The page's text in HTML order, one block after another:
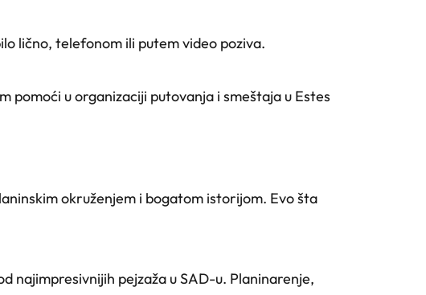
lično, telefonom ili putem video poziva.
pomoći u organizaciji putovanja i smeštaja u Estes
okruženjem i bogatom istorijom. Evo šta
najimpresivnijih pejzaža u SAD-u. Planinarenje,